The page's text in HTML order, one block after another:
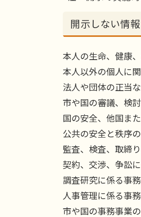
開示しない情報
本人の生命、健康
本人以外の個人に
法人や団体の正当
市や国の審議、検
国の安全、他国ま
公共の安全と秩序
監査、検査、取締
契約、交渉、争訟
調査研究に係る事
人事管理に係る事
市や国の事務事業